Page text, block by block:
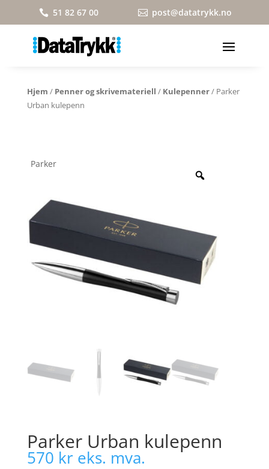
 51 82 67 00  post@datatrykk.no
Hjem / Penner og skrivemateriell / Kulepenner/ Parker
Urban kulepenn
Parker
Parker Urban kulepenn
570 kr eks. mva.